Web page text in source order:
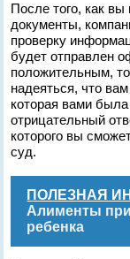
После того, как
документы,
проверку
будет отправлен
положительным,
надеяться, что
которая вами
отрицательный
которого вы
суд.
ПОЛЕЗНАЯ
Алименты
ребенка